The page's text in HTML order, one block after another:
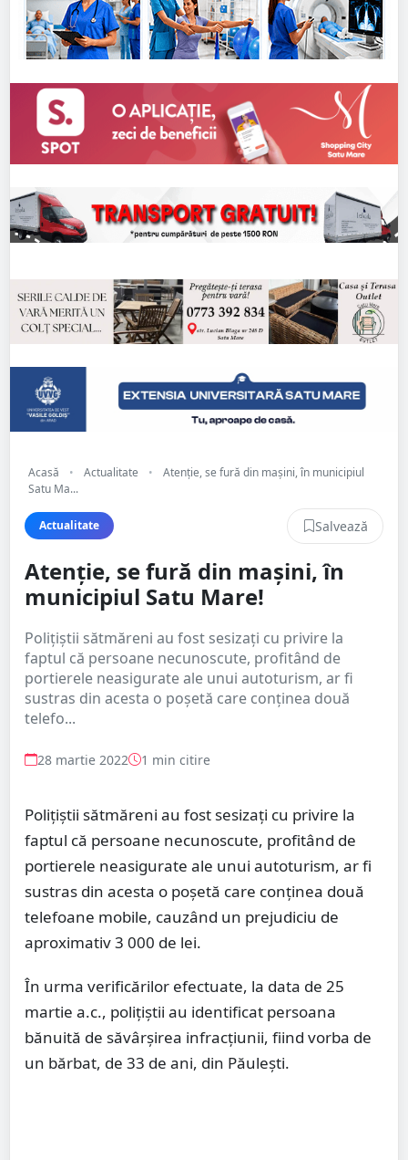
Acasă • Actualitate •
Atenție, se fură din mașini, în municipiul
Satu Ma...
Actualitate Salvează
Atenție, se fură din mașini, în
municipiul Satu Mare!
Polițiștii sătmăreni au fost sesizați cu privire la
faptul că persoane necunoscute, profitând de
portierele neasigurate ale unui autoturism, ar fi
sustras din acesta o poșetă care conținea două
telefo...
28 martie 2022 1 min citire
Polițiștii sătmăreni au fost sesizați cu privire la
faptul că persoane necunoscute, profitând de
portierele neasigurate ale unui autoturism, ar fi
sustras din acesta o poșetă care conținea două
telefoane mobile, cauzând un prejudiciu de
aproximativ 3 000 de lei.
În urma verificărilor efectuate, la data de 25
martie a.c., polițiștii au identificat persoana
bănuită de săvârșirea infracțiunii, fiind vorba de
un bărbat, de 33 de ani, din Păulești.